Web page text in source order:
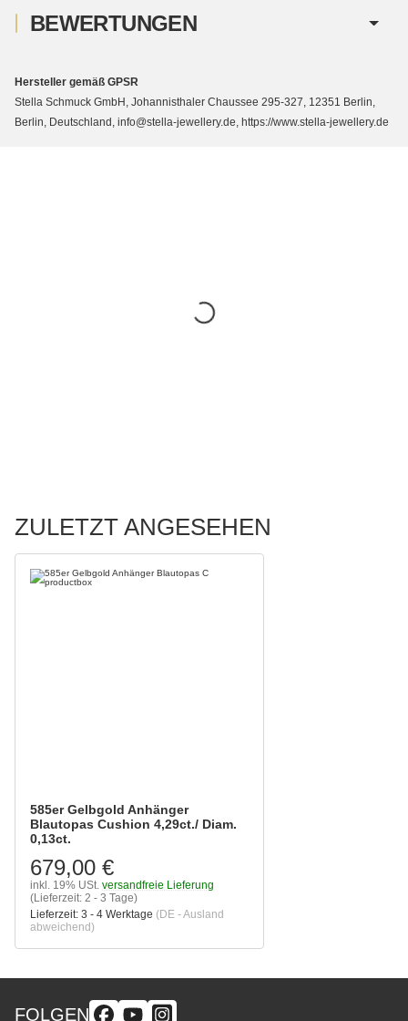
BEWERTUNGEN
Hersteller gemäß GPSR
Stella Schmuck GmbH, Johannisthaler Chaussee 295-327, 12351 Berlin,
Berlin, Deutschland, info@stella-jewellery.de, https://www.stella-jewellery.de
ZULETZT ANGESEHEN
585er Gelbgold Anhänger
Blautopas Cushion 4,29ct./ Diam.
0,13ct.
679,00 €
inkl. 19% USt. versandfreie Lieferung
(Lieferzeit: 2 - 3 Tage)
Lieferzeit: 3 - 4 Werktage (DE - Ausland
abweichend)
FOLGEN